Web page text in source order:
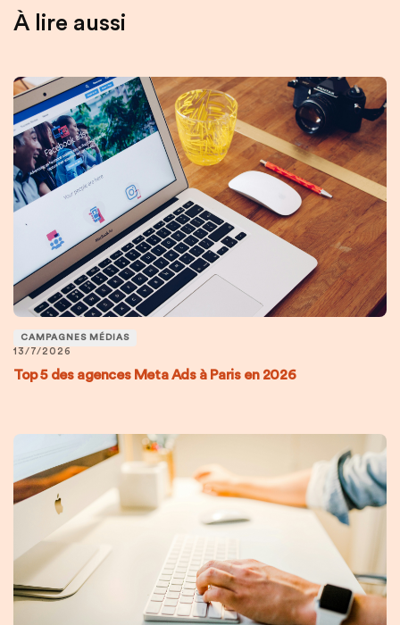
À lire aussi
CAMPAGNES MÉDIAS
13/7/2026
Top 5 des agences Meta Ads à Paris en 2026